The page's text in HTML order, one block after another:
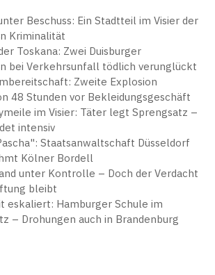
Beschuss: Ein Stadtteil im Visier der
Kriminalität
Toskana: Zwei Duisburger
bei Verkehrsunfall tödlich verunglückt
Zweite Explosion
48 Stunden vor Bekleidungsgeschäft
im Visier: Täter legt Sprengsatz –
intensiv
Staatsanwaltschaft Düsseldorf
Kölner Bordell
unter Kontrolle – Doch der Verdacht
bleibt
eskaliert: Hamburger Schule im
– Drohungen auch in Brandenburg